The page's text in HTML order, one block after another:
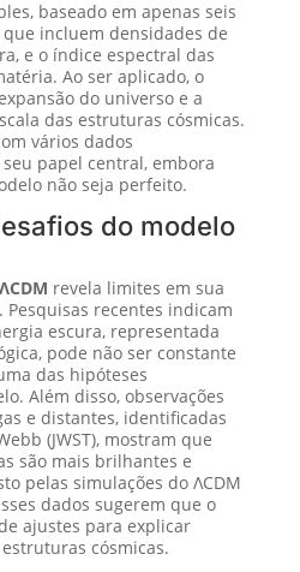
baseado em apenas seis
incluem densidades de
e o índice espectral das
Ao ser aplicado, o
do universo e a
das estruturas cósmicas.
vários dados
papel central, embora
não seja perfeito.
do modelo
ΛCDM revela limites em sua
recentes indicam
escura, representada
pode não ser constante
das hipóteses
Além disso, observações
e distantes, identificadas
(JWST), mostram que
são mais brilhantes e
pelas simulações do ΛCDM
dados sugerem que o
ajustes para explicar
cósmicas.